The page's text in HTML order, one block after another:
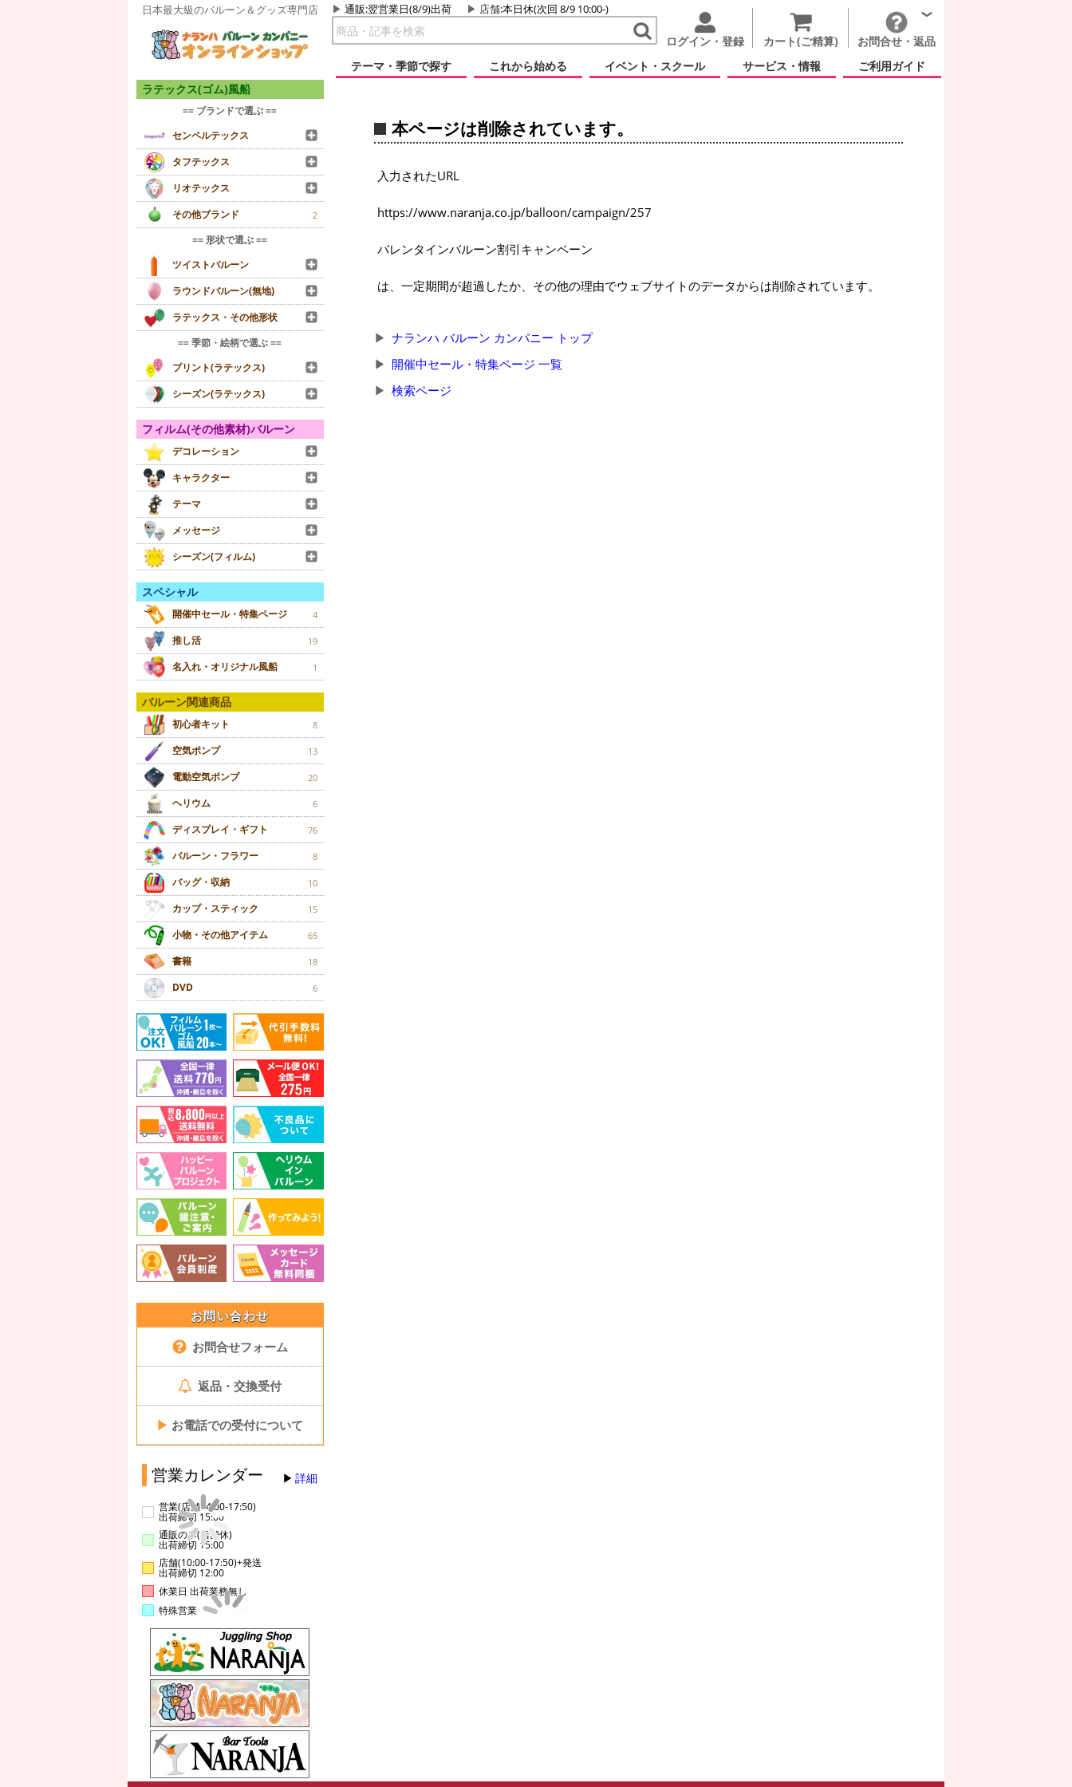
日本最大級のバルーン＆グッズ専門店 通販:翌営業日(8/9)出荷 店舗:本日休(次回 8/9 10:00-)
ログイン・登録 カート(ご精算)
お問合せ・返品
テーマ・季節で探す
これから始める イベント・スクール サービス・情報 ご利用ガイド
ラテックス(ゴム)風船
== ブランドで選ぶ ==
センペルテックス
タフテックス
リオテックス
その他ブランド
2
== 形状で選ぶ ==
ツイストバルーン
ラウンドバルーン(無地)
ラテックス・その他形状
== 季節・絵柄で選ぶ ==
プリント(ラテックス)
シーズン(ラテックス)
フィルム(その他素材)バルーン
デコレーション
キャラクター
テーマ
メッセージ
シーズン(フィルム)
スペシャル
開催中セール・特集ページ 4
推し活 19
名入れ・オリジナル風船 1
バルーン関連商品
初心者キット 8
空気ポンプ 13
電動空気ポンプ 20
ヘリウム 6
ディスプレイ・ギフト 76
バルーン・フラワー 8
バッグ・収納 10
カップ・スティック 15
小物・その他アイテム 65
書籍 18
DVD 6
お問い合わせ
お問合せフォーム
返品・交換受付
▶ お電話での受付について
営業カレンダー 詳細
営業(店舗14:00-17:50)
出荷締切 15:00
通販のみ(店舗休)
出荷締切 15:00
店舗(10:00-17:50)+発送
出荷締切 12:00
休業日 出荷業務無し
特殊営業
本ページは削除されています。
入力されたURL
https://www.naranja.co.jp/balloon/campaign/257
バレンタインバルーン割引キャンペーン
は、一定期間が超過したか、その他の理由でウェブサイトのデータからは削除されています。
ナランハ バルーン カンパニー トップ
開催中セール・特集ページ 一覧
検索ページ